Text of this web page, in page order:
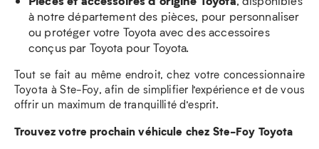
à notre département des pièces, pour personnaliser
ou protéger votre Toyota avec des accessoires
conçus par Toyota pour Toyota.
Tout se fait au même endroit, chez votre concessionnaire
Toyota à Ste-Foy, afin de simplifier l’expérience et de vous
offrir un maximum de tranquillité d’esprit.
Trouvez votre prochain véhicule chez Ste-Foy Toyota